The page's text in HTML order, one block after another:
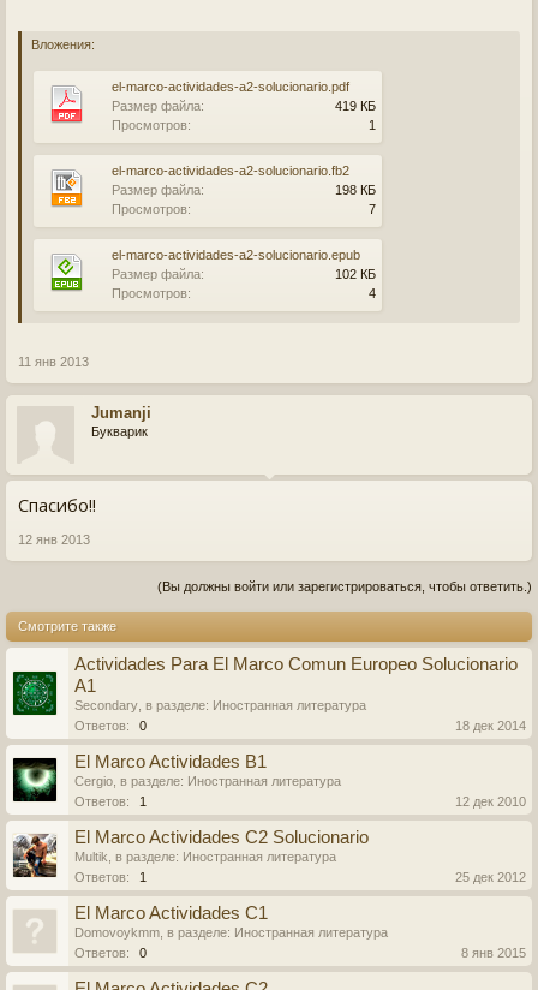
Вложения:
el-marco-actividades-a2-solucionario.pdf
Размер файла:
419 КБ
Просмотров:
1
el-marco-actividades-a2-solucionario.fb2
Размер файла:
198 КБ
Просмотров:
7
el-marco-actividades-a2-solucionario.epub
Размер файла:
102 КБ
Просмотров:
4
11 янв 2013
Jumanji
Букварик
Спасибо!!
12 янв 2013
(Вы должны войти или зарегистрироваться, чтобы ответить.)
Смотрите также
Actividades Para El Marco Comun Europeo Solucionario
A1
Secondary , в разделе: Иностранная литература
Ответов:
0 18 дек 2014
El Marco Actividades B1
Cergio , в разделе: Иностранная литература
Ответов:
1 12 дек 2010
El Marco Actividades C2 Solucionario
Multik , в разделе: Иностранная литература
Ответов:
1 25 дек 2012
El Marco Actividades C1
Domovoykmm , в разделе: Иностранная литература
Ответов:
0 8 янв 2015